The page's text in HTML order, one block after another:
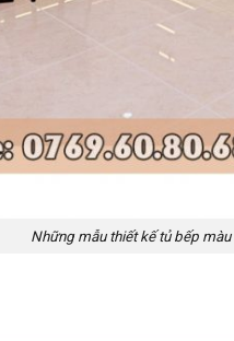
Những mẫu thiết kế tủ bếp